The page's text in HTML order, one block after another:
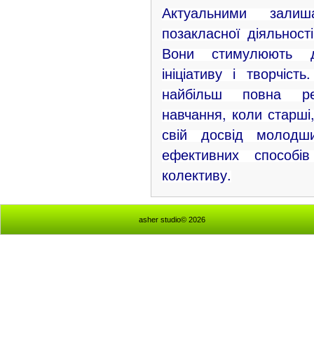
Актуальними
позакласної
Вони стимулюють
ініціативу і
найбільш повна
навчання, коли
свій досвід
ефективних
колективу.
asher studio© 2026